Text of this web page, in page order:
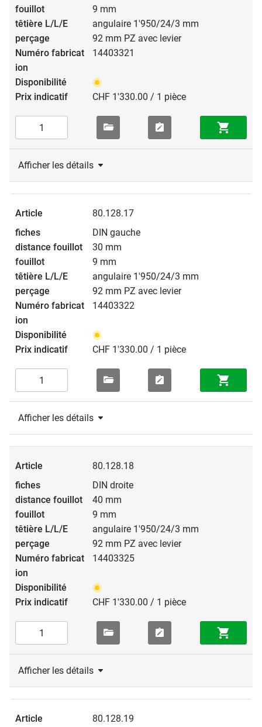
9 mm
angulaire 1'950/24/3 mm
92 mm PZ avec levier
14403321
CHF 1'330.00 / 1 pièce
Afficher les détails
80.128.17
DIN gauche
30 mm
9 mm
angulaire 1'950/24/3 mm
92 mm PZ avec levier
14403322
CHF 1'330.00 / 1 pièce
Afficher les détails
80.128.18
DIN droite
40 mm
9 mm
angulaire 1'950/24/3 mm
92 mm PZ avec levier
14403325
CHF 1'330.00 / 1 pièce
Afficher les détails
80.128.19